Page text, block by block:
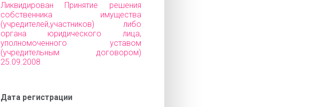
Ликвидирован Принятие решения
собственника имущества
(учредителей,участников) либо
органа юридического лица,
уполномоченного уставом
(учредительным договором)
25.09.2008
Дата регистрации